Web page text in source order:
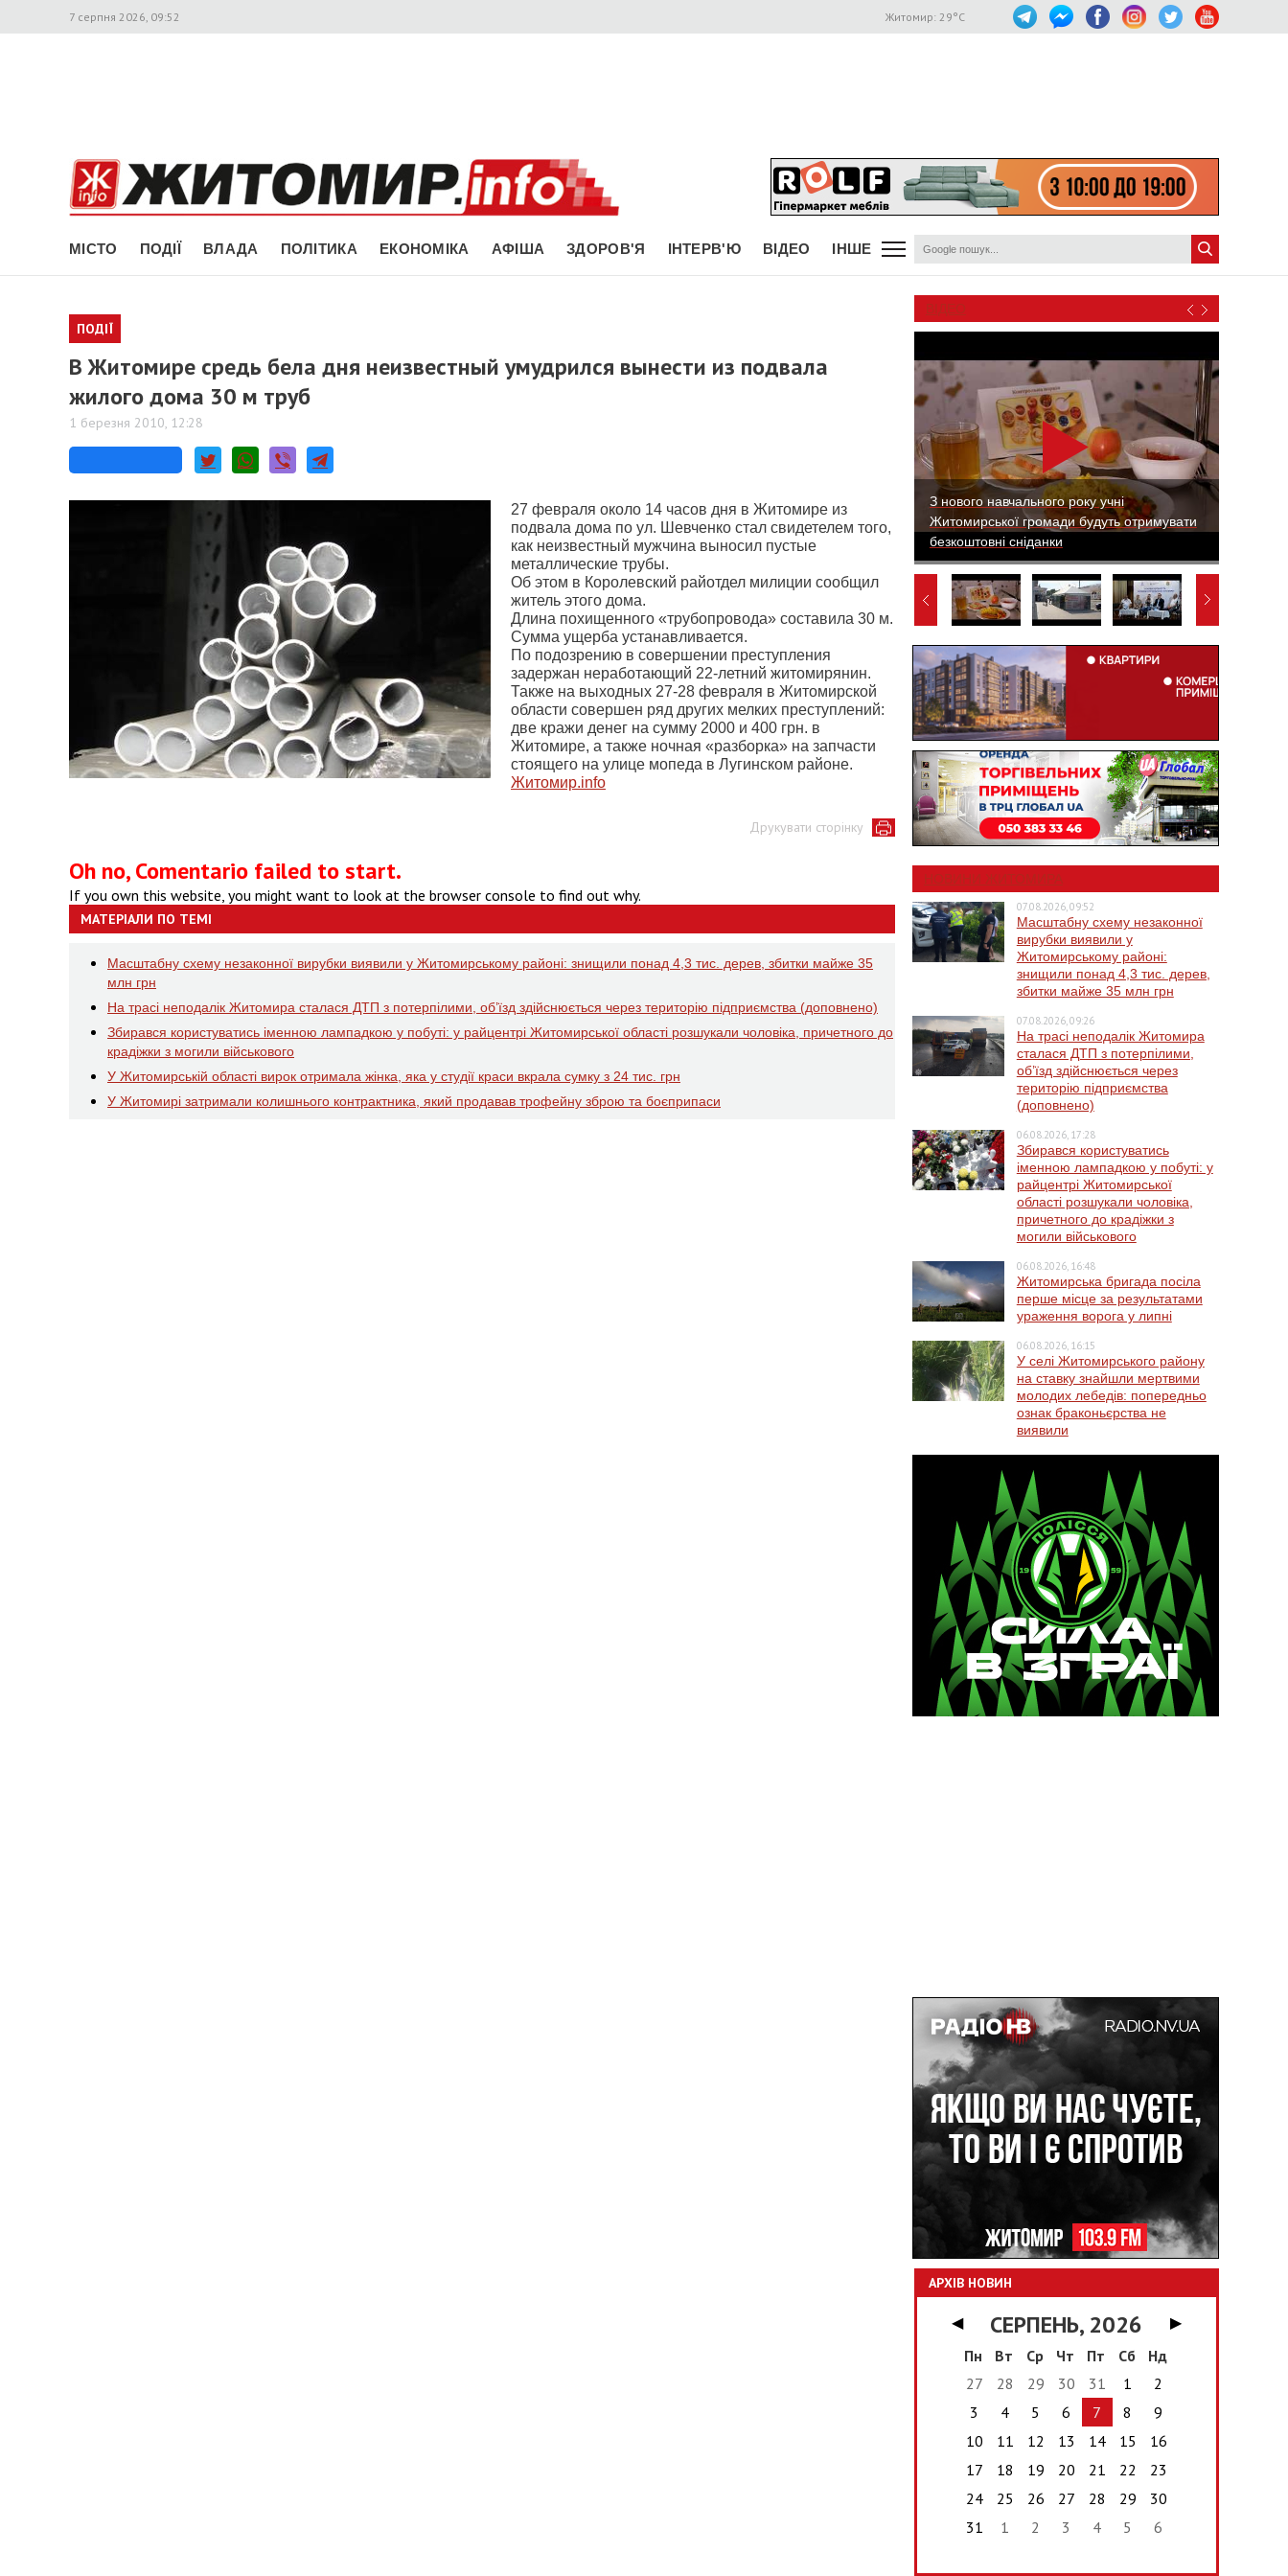
7 серпня 2026, 09:52 Житомир: 29°C
МІСТО ПОДІЇ ВЛАДА ПОЛІТИКА ЕКОНОМІКА АФІША ЗДОРОВ'Я ІНТЕРВ'Ю ВІДЕО ІНШЕ
ПОДІЇ
В Житомире средь бела дня неизвестный умудрился вынести из подвала
жилого дома 30 м труб
1 березня 2010, 12:28
27 февраля около 14 часов дня в Житомире из
подвала дома по ул. Шевченко стал свидетелем того,
как неизвестный мужчина выносил пустые
металлические трубы.
Об этом в Королевский райотдел милиции сообщил
житель этого дома.
Длина похищенного «трубопровода» составила 30 м.
Сумма ущерба устанавливается.
По подозрению в совершении преступления
задержан неработающий 22-летний житомирянин.
Также на выходных 27-28 февраля в Житомирской
области совершен ряд других мелких преступлений:
две кражи денег на сумму 2000 и 400 грн. в
Житомире, а также ночная «разборка» на запчасти
стоящего на улице мопеда в Лугинском районе.
Житомир.info
Друкувати сторінку
Oh no, Comentario failed to start.
If you own this website, you might want to look at the browser console to find out why.
МАТЕРІАЛИ ПО ТЕМІ
Масштабну схему незаконної вирубки виявили у Житомирському районі: знищили понад 4,3 тис. дерев, збитки майже 35
млн грн
На трасі неподалік Житомира сталася ДТП з потерпілими, об’їзд здійснюється через територію підприємства (доповнено)
Збирався користуватись іменною лампадкою у побуті: у райцентрі Житомирської області розшукали чоловіка, причетного до
крадіжки з могили військового
У Житомирській області вирок отримала жінка, яка у студії краси вкрала сумку з 24 тис. грн
У Житомирі затримали колишнього контрактника, який продавав трофейну зброю та боєприпаси
ВІДЕО
З нового навчального року учні
Житомирської громади будуть отримувати
безкоштовні сніданки
НОВИНИ ЖИТОМИРА
07.08.2026, 09:52
Масштабну схему незаконної
вирубки виявили у
Житомирському районі:
знищили понад 4,3 тис. дерев,
збитки майже 35 млн грн
07.08.2026, 09:26
На трасі неподалік Житомира
сталася ДТП з потерпілими,
об’їзд здійснюється через
територію підприємства
(доповнено)
06.08.2026, 17:28
Збирався користуватись
іменною лампадкою у побуті: у
райцентрі Житомирської
області розшукали чоловіка,
причетного до крадіжки з
могили військового
06.08.2026, 16:48
Житомирська бригада посіла
перше місце за результатами
ураження ворога у липні
06.08.2026, 16:15
У селі Житомирського району
на ставку знайшли мертвими
молодих лебедів: попередньо
ознак браконьєрства не
виявили
АРХІВ НОВИН
◀ СЕРПЕНЬ, 2026
▶
Пн
Вт Ср Чт Пт Сб
Нд
27
28 29 30 31 1
2
3
4 5 6 7 8
9
10
11 12 13 14 15
16
17
18 19 20 21 22
23
24
25 26 27 28 29
30
31
1 2 3 4 5 6